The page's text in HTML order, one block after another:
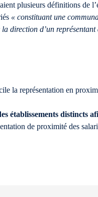
plusieurs définitions de
« constituant une
direction d’un
la représentation en
établissements distincts
de proximité des